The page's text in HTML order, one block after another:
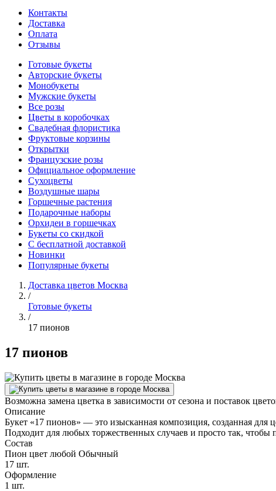
Контакты
Доставка
Оплата
Отзывы
Готовые букеты
Авторские букеты
Монобукеты
Мужские букеты
Все розы
Цветы в коробочках
Свадебная флористика
Фруктовые корзины
Открытки
Французские розы
Официальное оформление
Сухоцветы
Воздушные шары
Горшечные растения
Подарочные наборы
Орхидеи в горшечках
Букеты со скидкой
С бесплатной доставкой
Новинки
Популярные букеты
Доставка цветов Москва
/
Готовые букеты
/
17 пионов
17 пионов
Возможна замена цветка в зависимости от сезона и поставок
Описание
Букет «17 пионов» — это изысканная композиция, созданная для
Подходит для любых торжественных случаев и просто так, чтобы
Состав
Пион цвет любой Обычный
17 шт.
Оформление
1 шт.